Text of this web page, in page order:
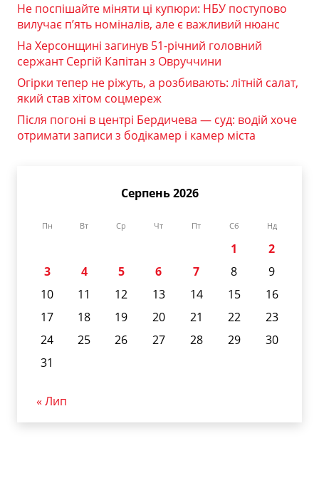
Не поспішайте міняти ці купюри: НБУ поступово
вилучає п’ять номіналів, але є важливий нюанс
На Херсонщині загинув 51-річний головний
сержант Сергій Капітан з Овруччини
Огірки тепер не ріжуть, а розбивають: літній салат,
який став хітом соцмереж
Після погоні в центрі Бердичева — суд: водій хоче
отримати записи з бодікамер і камер міста
Серпень 2026
Пн Вт Ср Чт Пт Сб Нд
1
2
3
4 5 6 7 8
9
10
11 12 13 14 15
16
17
18 19 20 21 22
23
24
25 26 27 28 29
30
31
« Лип